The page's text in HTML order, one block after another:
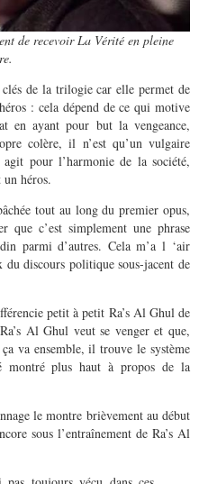
de recevoir La Vérité en pleine
de la trilogie car elle permet de
: cela dépend de ce qui motive
en ayant pour but la vengeance,
colère, il n’est qu’un vulgaire
pour l’harmonie de la société,
héros.
tout au long du premier opus,
c’est simplement une phrase
parmi d’autres. Cela m’a l ‘air
discours politique sous-jacent de
petit à petit Ra’s Al Ghul de
Al Ghul veut se venger et que,
va ensemble, il trouve le système
montré plus haut à propos de la
le montre brièvement au début
sous l’entraînement de Ra’s Al